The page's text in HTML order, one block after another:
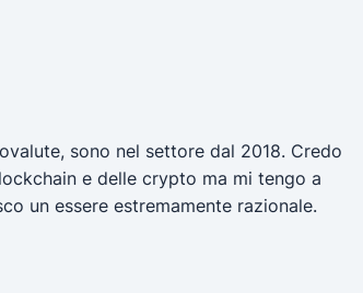
sono nel settore dal 2018. Credo
e delle crypto ma mi tengo a
un essere estremamente razionale.